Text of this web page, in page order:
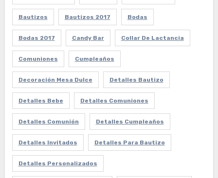
Bautizos Bautizos 2017 Bodas
Bodas 2017 Candy Bar Collar De Lactancia
Comuniones Cumpleaños
Decoración Mesa Dulce Detalles Bautizo
Detalles Bebe Detalles Comuniones
Detalles Comunión Detalles Cumpleaños
Detalles Invitados Detalles Para Bautizo
Detalles Personalizados